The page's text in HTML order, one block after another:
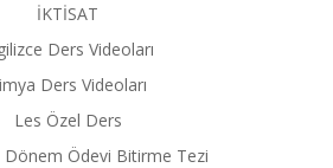
İKTİSAT
Ders Videoları
Ders Videoları
Les Özel Ders
Dönem Ödevi Bitirme Tezi